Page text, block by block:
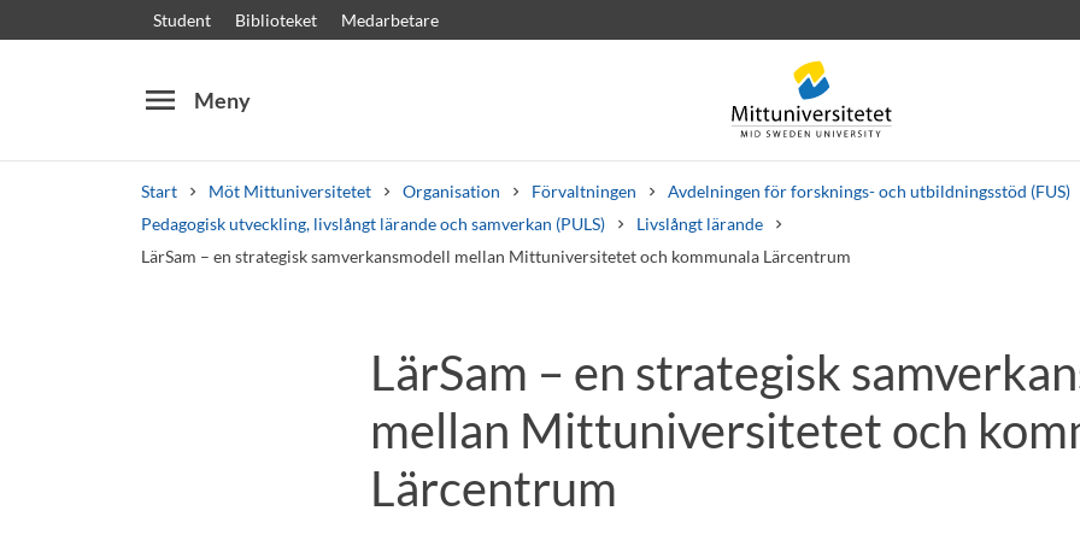
Student Biblioteket Medarbetare
menu Meny
Start Möt Mittuniversitetet Organisation Förvaltningen
Avdelningen för forsknings- och utbildningsstöd (FUS)
Pedagogisk utveckling, livslångt lärande och samverkan (PULS)
Livslångt lärande
LärSam – en strategisk samverkansmodell mellan Mittuniversitetet och kommunala Lärcentrum
Kursplaner Välkomstbrev Personal Lediga jobb
LärSam – en strategisk
mellan Mittuniversitetet och
Lärcentrum